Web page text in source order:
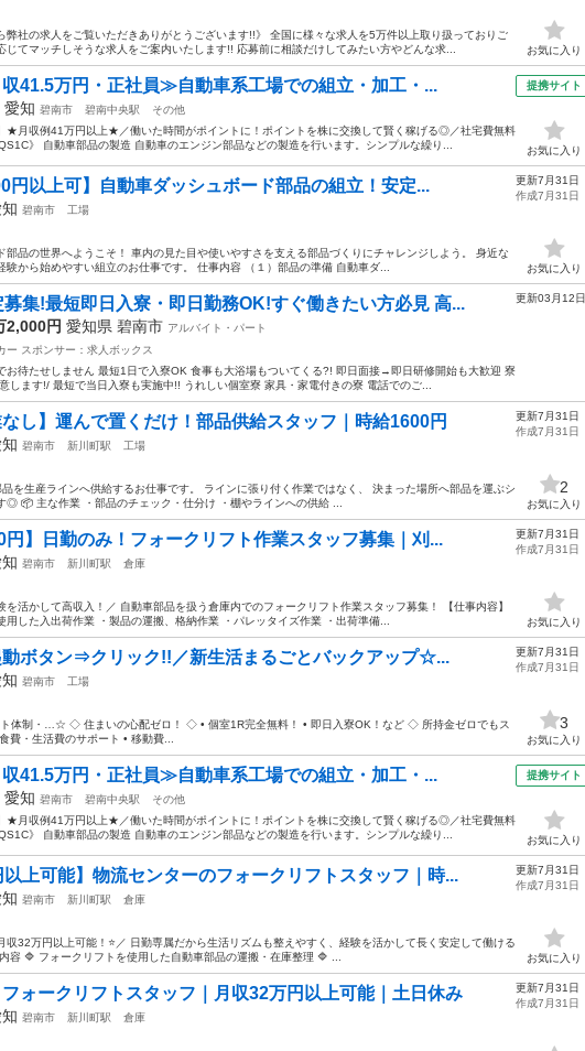
弊社の求人をご覧いただきありがとうございます!!》 全国に様々な求人を5万件以上取り扱っておりご
じてマッチしそうな求人をご案内いたします!! 応募前に相談だけしてみたい方やどんな求...
お気に入り
41.5万円・正社員≫自動車系工場での組立・加工・...
愛知 碧南市 碧南中央駅
その他
★月収例41万円以上★／働いた時間がポイントに！ポイントを株に交換して賢く稼げる◎／社宅費無料
》 自動車部品の製造 自動車のエンジン部品などの製造を行います。シンプルな繰り...
提携サイト
お気に入り
円以上可】自動車ダッシュボード部品の組立！安定...
碧南市
工場
部品の世界へようこそ！ 車内の見た目や使いやすさを支える部品づくりにチャレンジしよう。 身近な
験から始めやすい組立のお仕事です。 仕事内容 （１）部品の準備 自動車ダ...
更新7月31日
作成7月31日
お気に入り
集!最短即日入寮・即日勤務OK!すぐ働きたい方必見 高...
2,000円 愛知県 碧南市 アルバイト・パート
ー スポンサー：求人ボックス
お待たせしません 最短1日で入寮OK 食事も大浴場もついてくる?! 即日面接→即日研修開始も大歓迎 寮
します!/ 最短で当日入寮も実施中!! うれしい個室寮 家具・家電付きの寮 電話でのご...
更新03月12日
なし】運んで置くだけ！部品供給スタッフ｜時給1600円
碧南市 新川町駅
工場
を生産ラインへ供給するお仕事です。 ラインに張り付く作業ではなく、 決まった場所へ部品を運ぶシ
◎ 📦 主な作業 ・部品のチェック・仕分け ・棚やラインへの供給 ...
更新7月31日
作成7月31日
2
お気に入り
円】日勤のみ！フォークリフト作業スタッフ募集｜刈...
碧南市 新川町駅
倉庫
を活かして高収入！／ 自動車部品を扱う倉庫内でのフォークリフト作業スタッフ募集！ 【仕事内容】
用した入出荷作業 ・製品の運搬、格納作業 ・パレッタイズ作業 ・出荷準備...
更新7月31日
作成7月31日
お気に入り
動ボタン⇒クリック!!／新生活まるごとバックアップ☆...
碧南市
工場
体制・…☆ ◇ 住まいの心配ゼロ！ ◇ • 個室1R完全無料！ • 即日入寮OK！など ◇ 所持金ゼロでもス
費・生活費のサポート • 移動費...
更新7月31日
作成7月31日
3
お気に入り
41.5万円・正社員≫自動車系工場での組立・加工・...
愛知 碧南市 碧南中央駅
その他
★月収例41万円以上★／働いた時間がポイントに！ポイントを株に交換して賢く稼げる◎／社宅費無料
》 自動車部品の製造 自動車のエンジン部品などの製造を行います。シンプルな繰り...
提携サイト
お気に入り
以上可能】物流センターのフォークリフトスタッフ｜時...
碧南市 新川町駅
倉庫
収32万円以上可能！⭐／ 日勤専属だから生活リズムも整えやすく、経験を活かして長く安定して働ける
容 🔷 フォークリフトを使用した自動車部品の運搬・在庫整理 🔷 ...
更新7月31日
作成7月31日
お気に入り
フォークリフトスタッフ｜月収32万円以上可能｜土日休み
碧南市 新川町駅
倉庫
更新7月31日
作成7月31日